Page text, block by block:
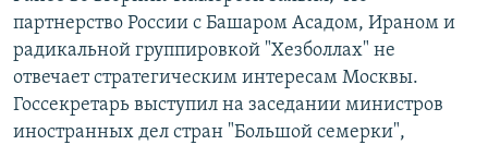
партнерство России с Башаром Асадом, Ираном и
радикальной группировкой "Хезболлах" не
отвечает стратегическим интересам Москвы.
Госсекретарь выступил на заседании министров
иностранных дел стран "Большой семерки",